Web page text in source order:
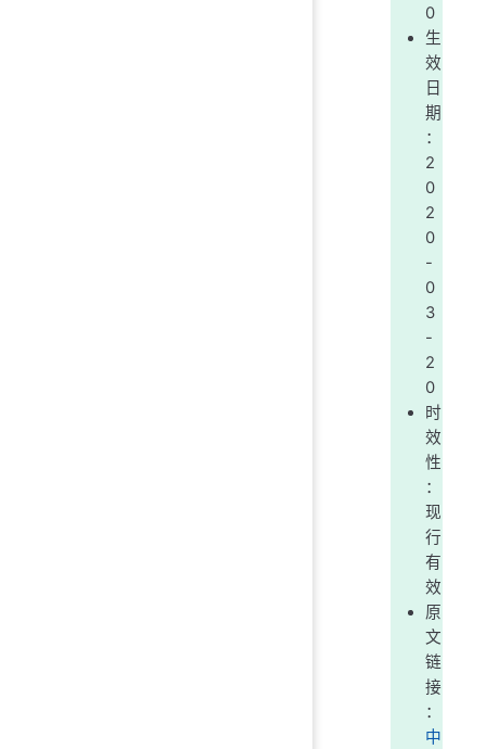
0
生
效
日
期
：
2
0
2
0
-
0
3
-
2
0
时
效
性
：
现
行
有
效
原
文
链
接
：
中